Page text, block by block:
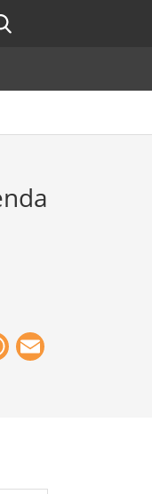
de acciones
WhatsApp